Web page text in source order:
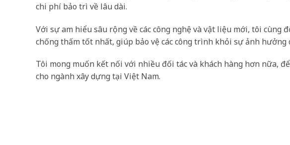
chi phí bảo trì về lâu dài.
Với sự am hiểu sâu rộng về các công nghệ và vật liệu mới, tôi
chống thấm tốt nhất, giúp bảo vệ các công trình khỏi sự ảnh
Tôi mong muốn kết nối với nhiều đối tác và khách hàng hơn nữa,
cho ngành xây dựng tại Việt Nam.